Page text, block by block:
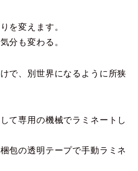
を変えます。
分も変わる。
で、別世界になるように所狭
て専用の機械でラミネートし
包の透明テープで手動ラミネ